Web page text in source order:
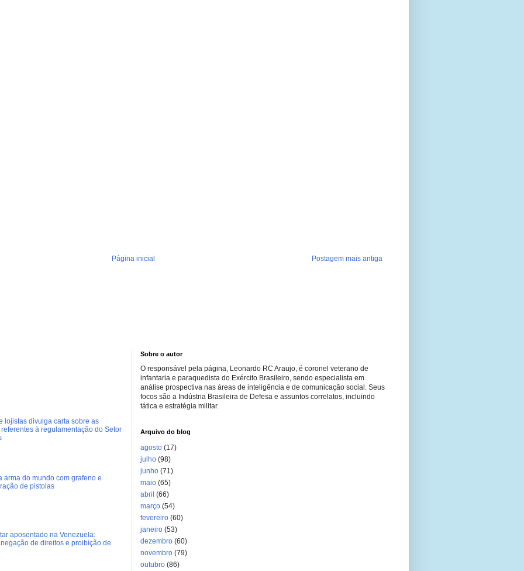
Postagem mais antiga
Página inicial
lojistas divulga carta sobre as
à regulamentação do Setor
arma do mundo com grafeno e
de pistolas
aposentado na Venezuela:
de direitos e proibição de
Sobre o autor
O responsável pela página, Leonardo RC Araujo, é coronel veterano de
infantaria e paraquedista do Exército Brasileiro, sendo especialista em
análise prospectiva nas áreas de inteligência e de comunicação social. Seus
focos são a Indústria Brasileira de Defesa e assuntos correlatos, incluindo
tática e estratégia militar.
Arquivo do blog
agosto (17)
julho (98)
junho (71)
maio (65)
abril (66)
março (54)
fevereiro (60)
janeiro (53)
dezembro (60)
novembro (79)
outubro (86)